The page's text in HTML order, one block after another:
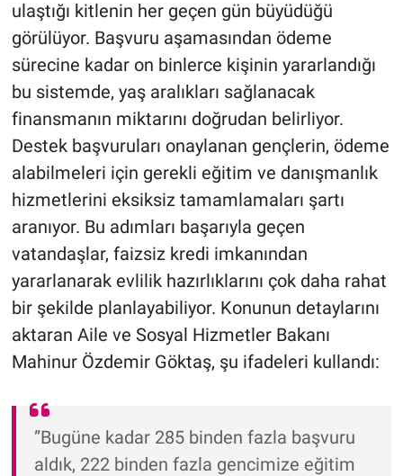
ulaştığı kitlenin her geçen gün büyüdüğü
görülüyor. Başvuru aşamasından ödeme
sürecine kadar on binlerce kişinin yararlandığı
bu sistemde, yaş aralıkları sağlanacak
finansmanın miktarını doğrudan belirliyor.
Destek başvuruları onaylanan gençlerin, ödeme
alabilmeleri için gerekli eğitim ve danışmanlık
hizmetlerini eksiksiz tamamlamaları şartı
aranıyor. Bu adımları başarıyla geçen
vatandaşlar, faizsiz kredi imkanından
yararlanarak evlilik hazırlıklarını çok daha rahat
bir şekilde planlayabiliyor. Konunun detaylarını
aktaran Aile ve Sosyal Hizmetler Bakanı
Mahinur Özdemir Göktaş, şu ifadeleri kullandı:
”Bugüne kadar 285 binden fazla başvuru
aldık, 222 binden fazla gencimize eğitim